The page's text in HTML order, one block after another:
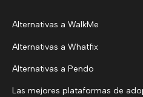
Alternativas a WalkMe
Alternativas a Whatfix
Alternativas a Pendo
Las mejores plataformas de